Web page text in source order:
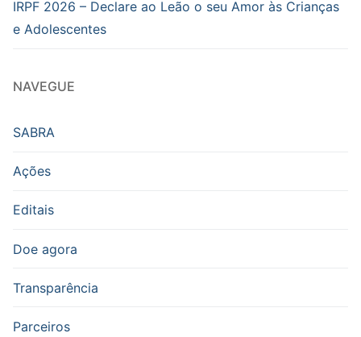
IRPF 2026 – Declare ao Leão o seu Amor às Crianças
e Adolescentes
NAVEGUE
SABRA
Ações
Editais
Doe agora
Transparência
Parceiros